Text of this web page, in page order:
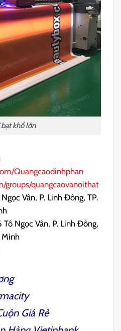
khổ lớn
Quangcaodinhphan
groups/quangcaovanoithat
Vân, P. Linh Đông, TP.
Ngọc Vân, P. Linh Đông,
Minh
Giá Rẻ